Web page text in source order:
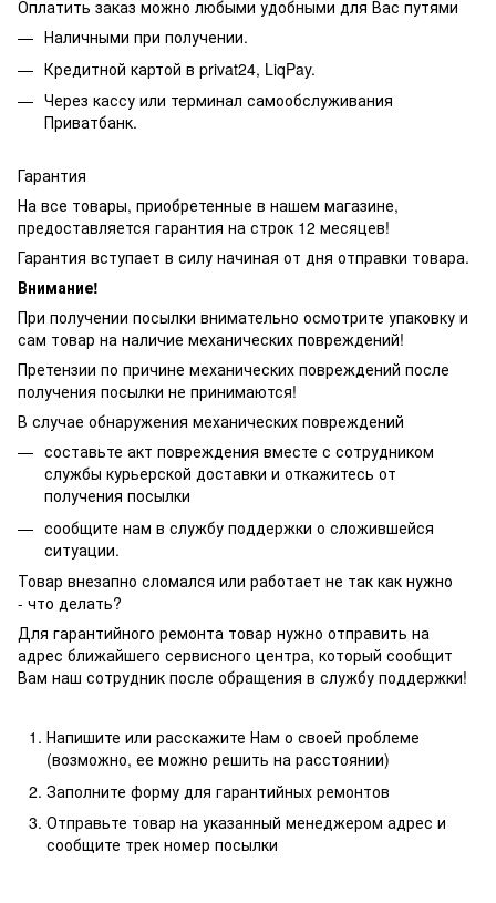
Оплатить заказ можно любыми удобными для Вас путями
Наличными при получении.
Кредитной картой в privat24, LiqPay.
Через кассу или терминал самообслуживания
Приватбанк.
Гарантия
На все товары, приобретенные в нашем магазине,
предоставляется гарантия на строк 12 месяцев!
Гарантия вступает в силу начиная от дня отправки товара.
Внимание!
При получении посылки внимательно осмотрите упаковку и
сам товар на наличие механических повреждений!
Претензии по причине механических повреждений после
получения посылки не принимаются!
В случае обнаружения механических повреждений
составьте акт повреждения вместе с сотрудником
службы курьерской доставки и откажитесь от
получения посылки
сообщите нам в службу поддержки о сложившейся
ситуации.
Товар внезапно сломался или работает не так как нужно
- что делать?
Для гарантийного ремонта товар нужно отправить на
адрес ближайшего сервисного центра, который сообщит
Вам наш сотрудник после обращения в службу поддержки!
Напишите или расскажите Нам о своей проблеме
(возможно, ее можно решить на расстоянии)
Заполните форму для гарантийных ремонтов
Отправьте товар на указанный менеджером адрес и
сообщите трек номер посылки